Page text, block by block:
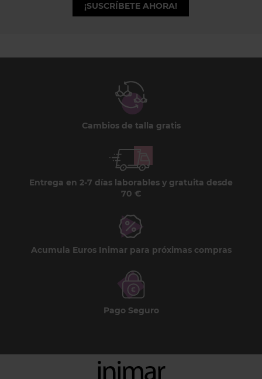
¡SUSCRÍBETE AHORA!
Cambios de talla gratis
Entrega en 2-7 días laborables y gratuita desde
70 €
Acumula Euros Inimar para próximas compras
Pago Seguro